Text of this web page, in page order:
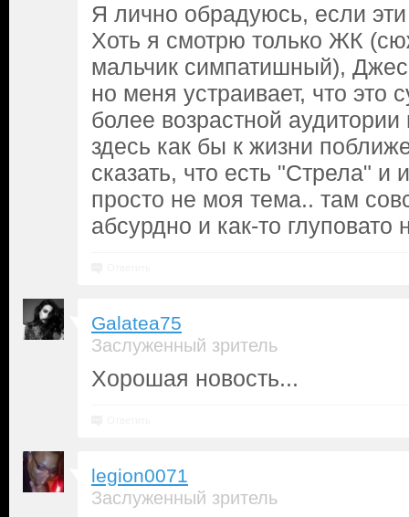
Я лично обрадуюсь, если
Хоть я смотрю только ЖК
мальчик симпатишный),
но меня устраивает, что это
более возрастной
здесь как бы к жизни
сказать, что есть "Стрела" и
просто не моя тема.. там
абсурдно и как-то глуповато
Galatea75
Заслуженный зритель
Хорошая новость...
legion0071
Заслуженный зритель